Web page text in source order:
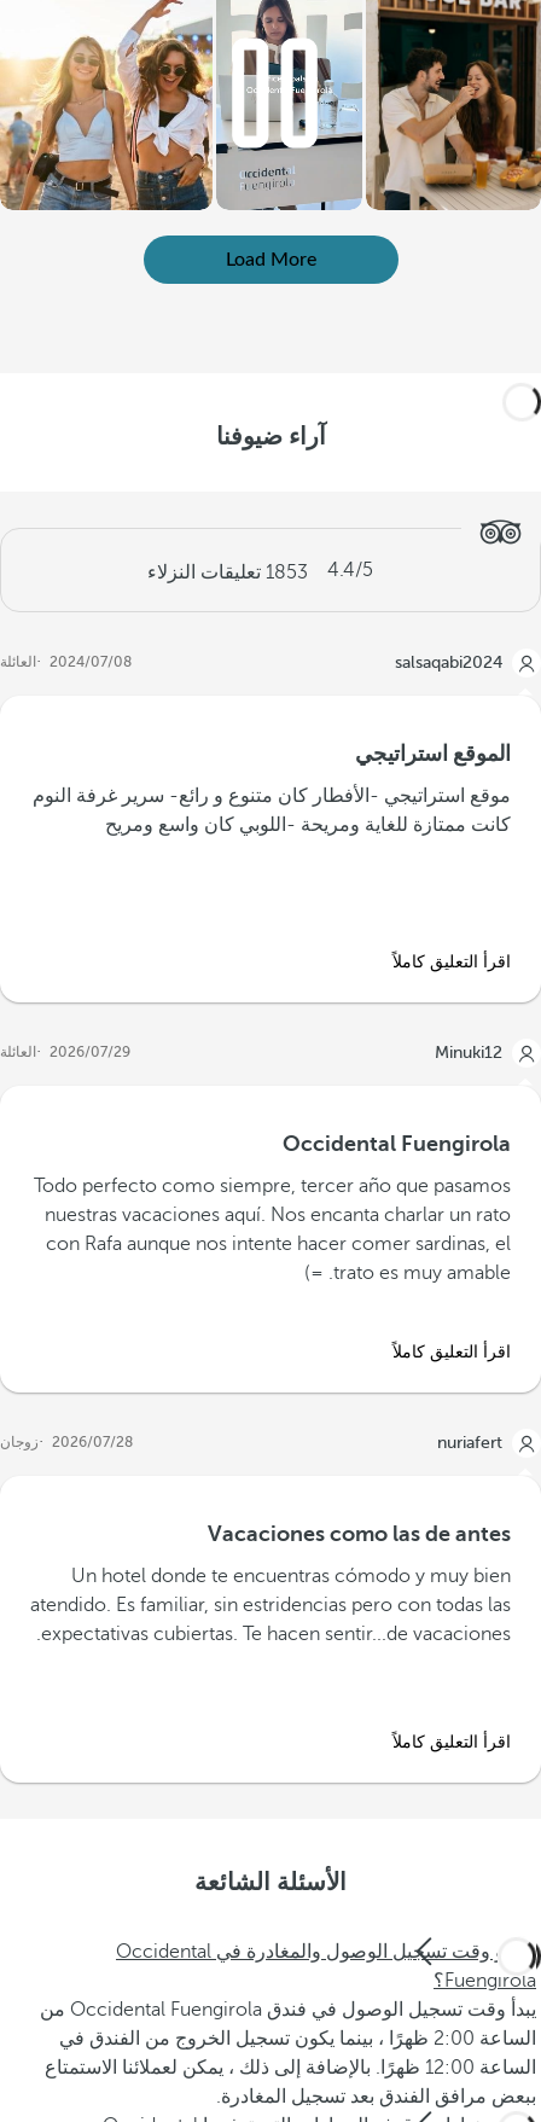
Load More
آراء ضيوفنا
4.4/5
1853 تعليقات النزلاء
salsaqabi2024
08‏/07‏/2024 العائلة
الموقع استراتيجي
موقع استراتيجي -الأفطار كان متنوع و رائع- سرير غرفة النوم
كانت ممتازة للغاية ومريحة -اللوبي كان واسع ومريح
اقرأ التعليق كاملاً
Minuki12
29‏/07‏/2026 العائلة
Occidental Fuengirola
Todo perfecto como siempre, tercer año que pasamos
nuestras vacaciones aquí. Nos encanta charlar un rato
con Rafa aunque nos intente hacer comer sardinas, el
trato es muy amable. =)
اقرأ التعليق كاملاً
nuriafert
28‏/07‏/2026 زوجان
Vacaciones como las de antes
Un hotel donde te encuentras cómodo y muy bien
atendido. Es familiar, sin estridencias pero con todas las
expectativas cubiertas. Te hacen sentir...de vacaciones.
اقرأ التعليق كاملاً
الأسئلة الشائعة
ما هو وقت تسجيل الوصول والمغادرة في Occidental
Fuengirola؟
يبدأ وقت تسجيل الوصول في فندق Occidental Fuengirola من
الساعة 2:00 ظهرًا ، بينما يكون تسجيل الخروج من الفندق في
الساعة 12:00 ظهرًا. بالإضافة إلى ذلك ، يمكن لعملائنا الاستمتاع
ببعض مرافق الفندق بعد تسجيل المغادرة.